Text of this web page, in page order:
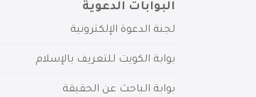
البوابات الدعوية
لجنة الدعوة الإلكترونية
بوابة الكويت للتعريف بالإسلام
بوابة الباحث عن الحقيقة